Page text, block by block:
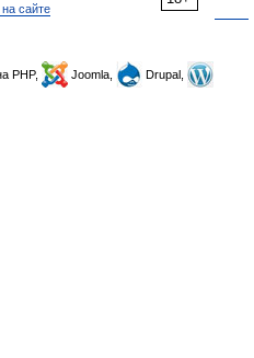
сайте
PHP, Joomla,
Drupal,